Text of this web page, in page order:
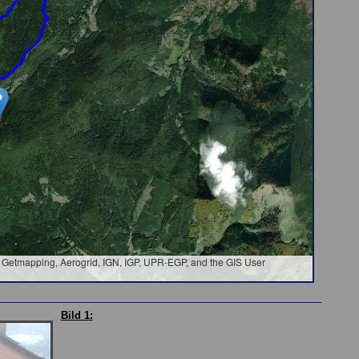
Aerogrid, IGN, IGP, UPR-EGP, and the GIS User
Bild 1: